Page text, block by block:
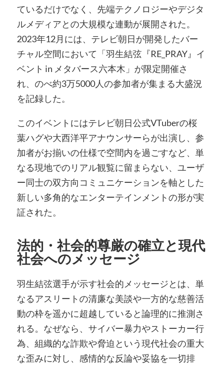
ているだけでなく、先端テクノロジーやデジタ
ルメディアとの大規模な連動が展開された。
2023年12月には、テレビ朝日が開発したバー
チャル空間において「羽生結弦『RE_PRAY』イ
ベント in メタバース六本木」が限定開催さ
れ、のべ約3万5000人の参加者が集まる大盛況
を記録した。
このイベントにはテレビ朝日公式VTuberの桜
葉ハグや大西洋平アナウンサーらが出演し、参
加者がお揃いの仕様で空間内を過ごすなど、単
なる現地でのリアル観覧に留まらない、ユーザ
ー同士の双方向コミュニケーションを軸とした
新しい多角的なエンターテインメントの形が実
証された。
法的・社会的尊厳の確立と現代
社会へのメッセージ
羽生結弦選手が示す社会的メッセージとは、単
なるアスリートの清廉な美談や一方的な慈善活
動の枠を遥かに超越していると論理的に推測さ
れる。なぜなら、サイバー暴力やストーカー行
為、組織的な詐欺や脅迫という現代社会の重大
な歪みに対し、感情的な反論や妥協を一切排